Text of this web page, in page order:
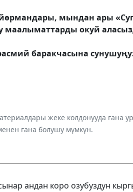
мындан ары
маалыматтарды окуй
баракчасына
жеке колдонууда гана
гана болушу мүмкүн.
андан коро озубуздун